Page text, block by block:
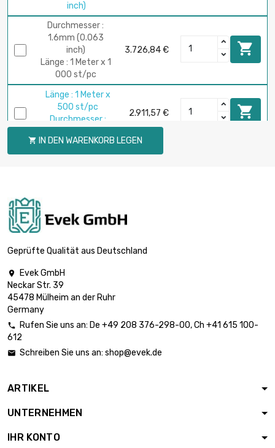
inch)
Durchmesser :
1.6mm (0.063
inch)
Länge : 1 Meter x 1
000 st/pc
3.726,84 € 
Länge : 1 Meter x
500 st/pc
Durchmesser :
2.911,57 € 
250 st/pc
3.175mm (≈1/8
inch)
Länge : 1 Meter x
100 st/pc
Durchmesser :
4mm (≈5/32 inch)
st/pc
Durchmesser :
1.819,75 €
Länge : 1 Meter x
Durchmesser :
 IN DEN WARENKORB LEGEN
Geprüfte Qualität aus Deutschland

Evek GmbH
Neckar Str. 39
45478 Mülheim an der Ruhr
Germany
 Rufen Sie uns an: De +49 208 376-298-00, Ch +41 615 100-
612
 Schreiben Sie uns an: shop@evek.de
ARTIKEL
UNTERNEHMEN
IHR KONTO